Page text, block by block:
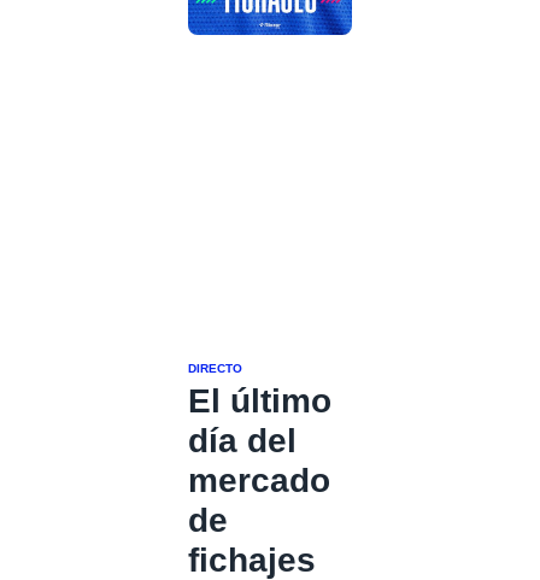
DIRECTO
El último
día del
mercado
de
fichajes